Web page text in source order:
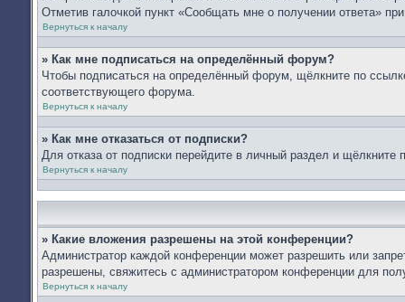
Отметив галочкой пункт «Сообщать мне о получении ответа»
Вернуться к началу
» Как мне подписаться на определённый форум?
Чтобы подписаться на определённый форум, щёлкните по
соответствующего форума.
Вернуться к началу
» Как мне отказаться от подписки?
Для отказа от подписки перейдите в личный раздел и щёлкните
Вернуться к началу
» Какие вложения разрешены на этой конференции?
Администратор каждой конференции может разрешить или
разрешены, свяжитесь с администратором конференции для
Вернуться к началу